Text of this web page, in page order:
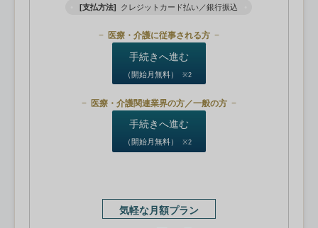
[支払方法] クレジットカード払い／銀行振込
医療・介護に従事される方
手続きへ進む
（開始月無料） ※2
医療・介護関連業界の方／一般の方
手続きへ進む
（開始月無料） ※2
気軽な月額プラン